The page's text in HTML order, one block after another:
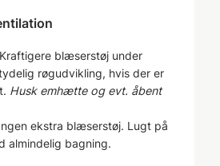
blæserstøj under
røgudvikling, hvis der er
Husk emhætte og evt. åbent
ekstra blæserstøj. Lugt på
almindelig bagning.